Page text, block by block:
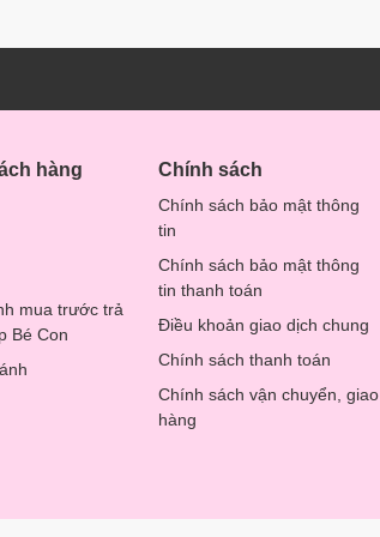
hàng
mua trước trả
Bé Con
Chính sách
Chính sách bảo mật thông
tin
Chính sách bảo mật thông
tin thanh toán
Điều khoản giao dịch chung
Chính sách thanh toán
Chính sách vận chuyển, giao
hàng